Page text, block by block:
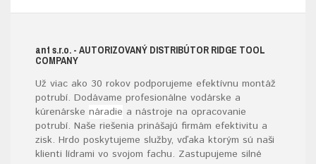
ant s.r.o. - AUTORIZOVANÝ DISTRIBÚTOR RIDGE TOOL
COMPANY
Už viac ako 30 rokov podporujeme efektívnu montáž
potrubí. Dodávame profesionálne vodárske a
kúrenárske náradie a nástroje na opracovanie
potrubí. Naše riešenia prinášajú firmám efektivitu a
zisk. Hrdo poskytujeme služby, vďaka ktorým sú naši
klienti lídrami vo svojom fachu. Zastupujeme silné